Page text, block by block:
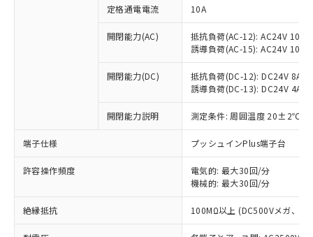
定格通電電流 10A
開閉能力(AC)
抵抗負荷(AC-12): AC24V 10A/
誘導負荷(AC-15): AC24V
開閉能力(DC)
抵抗負荷(DC-12): DC24V 8A/
誘導負荷(DC-13): DC24V 4A/
開閉能力説明 測定条件: 周囲温度 20±2℃、
端子仕様 プッシュインPlus端子台
許容操作頻度
電気的: 最大30回/分
機械的: 最大30回/分
絶縁抵抗 100MΩ以上 (DC500Vメガ、点
ご利用条件
以下の条件をお読みいただき、同意のうえ
ご利用ください。
本サービスは、当社制御機器事業取扱
商品の当社在庫状況および標準価格
(税抜)を提供させていただくもので
当社制御機器事業取扱商品の中には、
本サービスの対象外となる商品もある
対応済み：EU RoHS指令（10物質）の
非含有に対応した製品が提供可能な商品で
対応予定：EU RoHS指令（10物質）の非含
有に対応した製品に切り替える予定のある
対応予定なし：EU RoHS指令（10物質）の
非含有に非対応の商品で、対応品を出す予
調査・確認中：EU RoHS指令（10物質）の
非含有の対応状況を調査中または確認中の
商品です。
非該当品：ライセンス料など無形物で、有
害物質有無と関係のない商品です。
仕入先様の事情により、非含有部品として
いたものが、含有品と判明した場合などや
「○」：最大均質材料含有率が中国RoHSの
基準値以下であることを示します。
「×」：最大均質材料含有率が中国RoHSの
基準値を超えていることを示します。
当社は、これら貴社製品のうち、外国